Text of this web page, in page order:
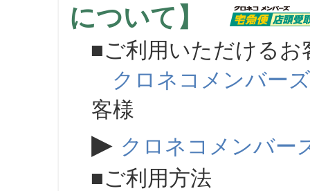
について】
■ご利用いただけるお
クロネコメンバーズ
客様
▶ クロネコメンバー
■ご利用方法